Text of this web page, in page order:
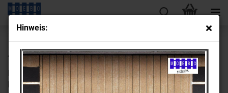
Hin­weis:
« Erster « zurück weiter »
Letzter »
430
Artikel in dieser Kategorie
HO- 000252 Wie­ge­haus Tor­pos­ten ver­wit­tert *Schnup­per­
bau­satz*